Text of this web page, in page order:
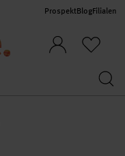
ProspektBlogFilialen